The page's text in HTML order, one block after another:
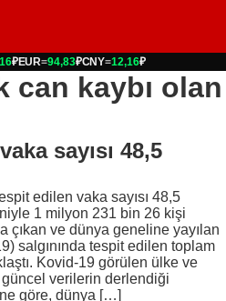
₽EUR=94,83₽CNY=12,16₽
can kaybı olan
sayısı 48,5
edilen vaka sayısı 48,5
1 milyon 231 bin 26 kişi
çıkan ve dünya geneline yayılan
salgınında tespit edilen toplam
Kovid-19 görülen ülke ve
verilerin derlendiği
göre, dünya […]